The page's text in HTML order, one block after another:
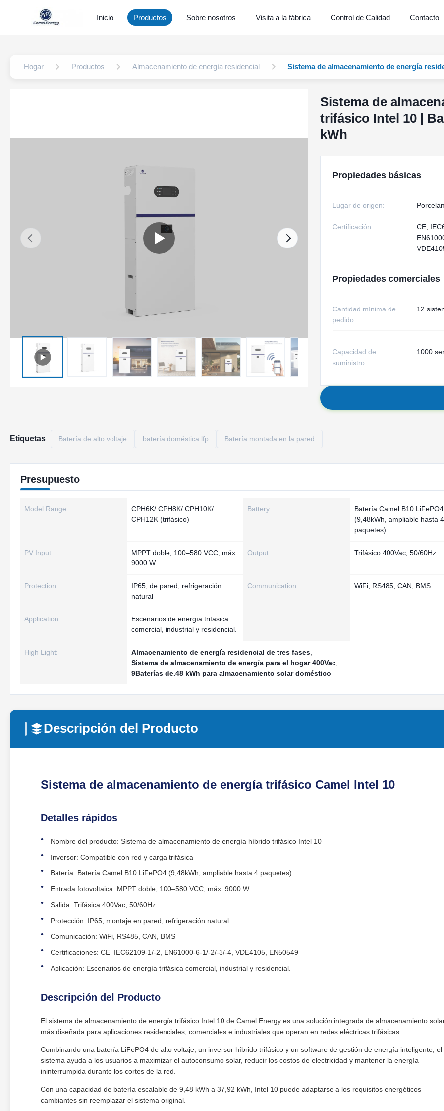
Inicio Productos Sobre nosotros Visita a la fábrica Control de Calidad Contacto
Hogar Productos Almacenamiento de energía residencial Sistema de almacenamiento de energía
Sistema de
trifásico Intel 10 |
kWh
Propiedades básicas
Lugar de origen:
Certificación:
CE,
Propiedades comerciales
Cantidad mínima de
pedido:
12
Capacidad de
suministro:
1000
Etiquetas Batería de alto voltaje batería doméstica lfp Batería montada en la pared
Presupuesto
Model Range:
CPH6K/ CPH8K/ CPH10K/
CPH12K (trifásico)
Battery:
Batería Camel B10 LiFePO4
(9,48kWh, ampliable hasta 4
paquetes)
PV Input:
MPPT doble, 100–580 VCC, máx.
9000 W
Output: Trifásico 400Vac, 50/60Hz
Protection:
IP65, de pared, refrigeración
natural
Communication: WiFi, RS485, CAN, BMS
Application:
Escenarios de energía trifásica
comercial, industrial y residencial.
High Light: Almacenamiento de energía residencial de tres fases
Sistema de almacenamiento de energía para el hogar 400Vac
9Baterías de.48 kWh para almacenamiento solar doméstico
Descripción del Producto
Sistema de almacenamiento de energía trifásico Camel Intel 10
Detalles rápidos
Nombre del producto: Sistema de almacenamiento de energía híbrido trifásico Intel 10
Inversor: Compatible con red y carga trifásica
Batería: Batería Camel B10 LiFePO4 (9,48kWh, ampliable hasta 4 paquetes)
Entrada fotovoltaica: MPPT doble, 100–580 VCC, máx. 9000 W
Salida: Trifásica 400Vac, 50/60Hz
Protección: IP65, montaje en pared, refrigeración natural
Comunicación: WiFi, RS485, CAN, BMS
Certificaciones: CE, IEC62109-1/-2, EN61000-6-1/-2/-3/-4, VDE4105, EN50549
Aplicación: Escenarios de energía trifásica comercial, industrial y residencial.
Descripción del Producto
El sistema de almacenamiento de energía trifásico Intel 10 de Camel Energy es una solución integrada de almacenamiento
más diseñada para aplicaciones residenciales, comerciales e industriales que operan en redes eléctricas trifásicas.
Combinando una batería LiFePO4 de alto voltaje, un inversor híbrido trifásico y un software de gestión de energía inteligente, el
sistema ayuda a los usuarios a maximizar el autoconsumo solar, reducir los costos de electricidad y mantener la energía
ininterrumpida durante los cortes de la red.
Con una capacidad de batería escalable de 9,48 kWh a 37,92 kWh, Intel 10 puede adaptarse a los requisitos energéticos
cambiantes sin reemplazar el sistema original.